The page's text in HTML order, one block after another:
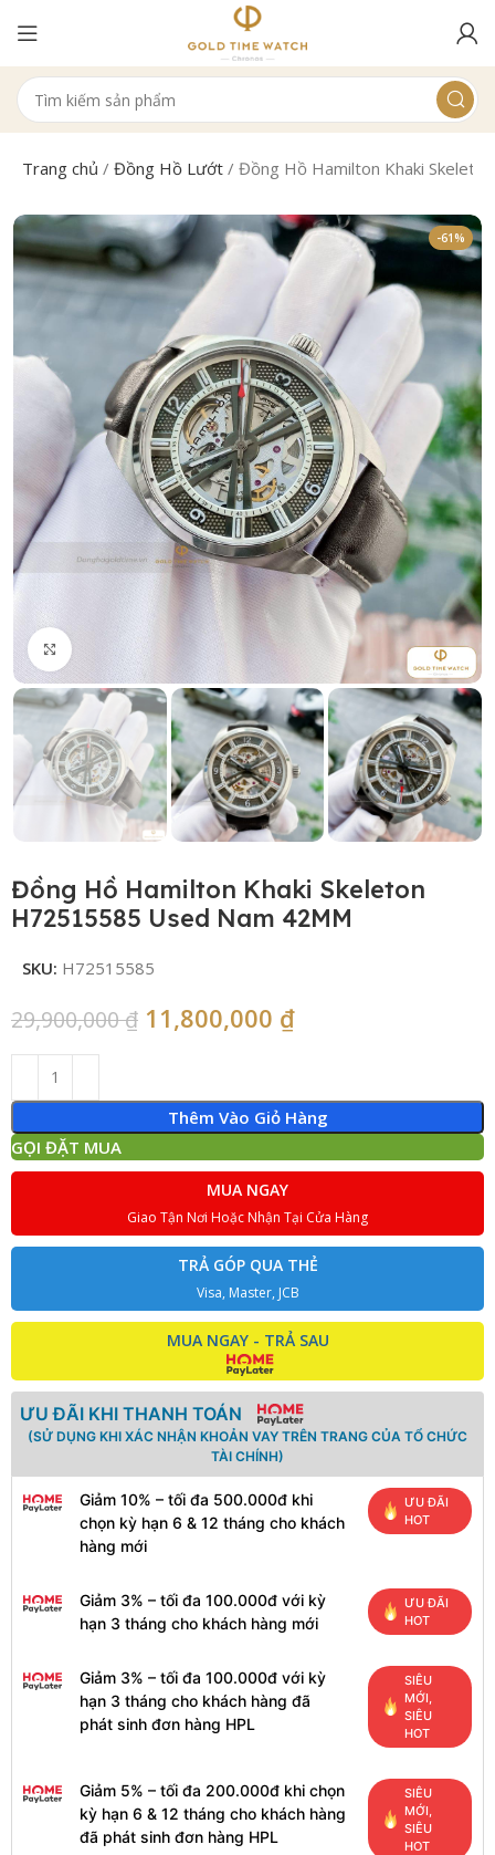
Trang chủ /Đồng Hồ Lướt /Đồng Hồ Hamilton Khaki
-61%
Click to enlarge
Đồng Hồ Hamilton Khaki Skeleton
H72515585 Used Nam 42MM
SKU: H72515585
29,900,000₫ 11,800,000 ₫
Thêm Vào Giỏ Hàng
GỌI ĐẶT MUA
MUA NGAY
Giao Tận Nơi Hoặc Nhận Tại Cửa Hàng
TRẢ GÓP QUA THẺ
Visa, Master, JCB
MUA NGAY - TRẢ SAU
ƯU ĐÃI KHI THANH TOÁN
(SỬ DỤNG KHI XÁC NHẬN KHOẢN VAY TRÊN TRANG CỦA TỔ CHỨC
TÀI CHÍNH)
Giảm 10% – tối đa 500.000đ khi
chọn kỳ hạn 6 & 12 tháng cho khách
hàng mới
ƯU ĐÃI
HOT
Giảm 3% – tối đa 100.000đ với kỳ
hạn 3 tháng cho khách hàng mới
ƯU ĐÃI
HOT
Giảm 3% – tối đa 100.000đ với kỳ
hạn 3 tháng cho khách hàng đã
phát sinh đơn hàng HPL
SIÊU
MỚI,
SIÊU
HOT
Giảm 5% – tối đa 200.000đ khi chọn
kỳ hạn 6 & 12 tháng cho khách hàng
đã phát sinh đơn hàng HPL
SIÊU
MỚI,
SIÊU
HOT